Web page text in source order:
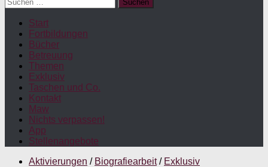
nach:
Start
Fortbildungen
Bücher
Betreuung
Themen
Exklusiv
Taschen und Co.
Kontakt
Maw
Nichts verpassen!
App
Stellenangebote
Aktivierungen / Biografiearbeit / Exklusiv